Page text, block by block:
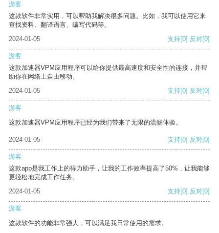
游客
这款软件非常实用，可以帮助我解决很多问题。比如，我可以使用它来
查找资料、翻译语言、编写代码等。
2024-01-05
支持[0] 反对[0]
游客
这款加速器VPM应用程序可以给你提供最高速度和安全性的连接，并帮
助你在网络上自由移动。
2024-01-05
支持[0] 反对[0]
游客
这款加速器VPM应用程序已经为我们带来了无限的流畅体验。
2024-01-05 支持[0] 反对[0]
游客
这款app是我工作上的得力助手，让我的工作效率提高了50%，让我能够
更轻松地完成工作任务。
2024-01-05
支持[0] 反对[0]
游客
这款软件的功能非常强大，可以满足我日常使用的需求。